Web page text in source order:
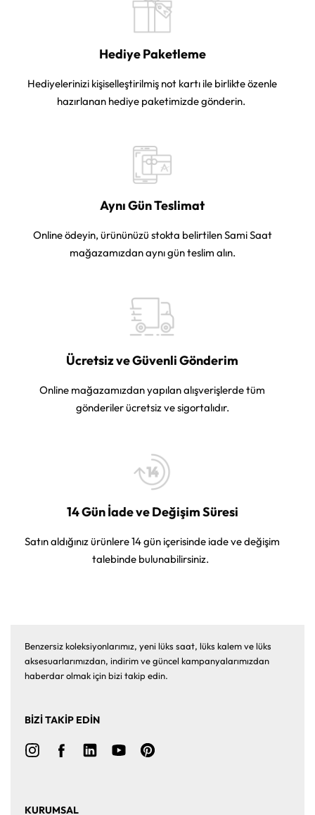
Hediye Paketleme
Hediyelerinizi kişiselleştirilmiş not kartı ile birlikte özenle
hazırlanan hediye paketimizde gönderin.
Aynı Gün Teslimat
Online ödeyin, ürününüzü stokta belirtilen Sami Saat
mağazamızdan aynı gün teslim alın.
Ücretsiz ve Güvenli Gönderim
Online mağazamızdan yapılan alışverişlerde tüm
gönderiler ücretsiz ve sigortalıdır.
14 Gün İade ve Değişim Süresi
Satın aldığınız ürünlere 14 gün içerisinde iade ve değişim
talebinde bulunabilirsiniz.
Benzersiz koleksiyonlarımız, yeni lüks saat, lüks kalem ve lüks
aksesuarlarımızdan, indirim ve güncel kampanyalarımızdan
haberdar olmak için bizi takip edin.
BİZİ TAKİP EDİN
KURUMSAL